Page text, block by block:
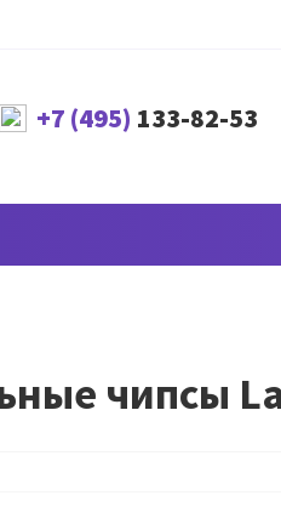
+7 (495) 133-82-53
чипсы